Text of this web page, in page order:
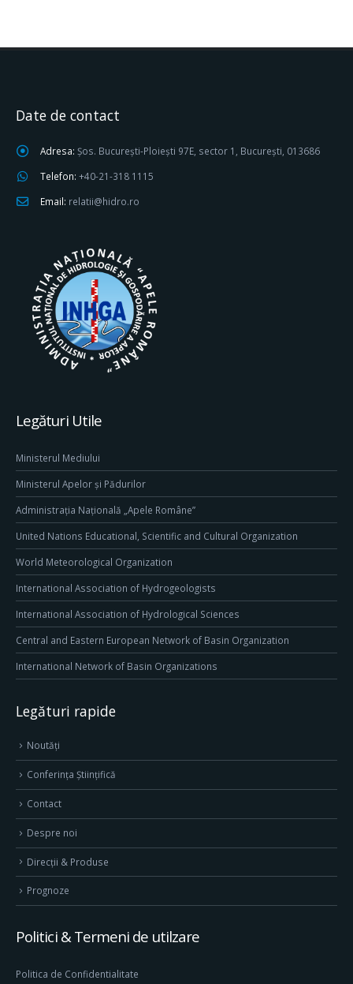
Date de contact
Adresa: Șos. București-Ploiești 97E, sector 1, București, 013686
Telefon: +40-21-318 1115
Email: relatii@hidro.ro
Legături Utile
Ministerul Mediului
Ministerul Apelor și Pădurilor
Administrația Națională „Apele Române”
United Nations Educational, Scientific and Cultural Organization
World Meteorological Organization
International Association of Hydrogeologists
International Association of Hydrological Sciences
Central and Eastern European Network of Basin Organization
International Network of Basin Organizations
Legături rapide
Noutăți
Conferința Științifică
Contact
Despre noi
Direcţii & Produse
Prognoze
Politici & Termeni de utilzare
Politica de Confidentialitate